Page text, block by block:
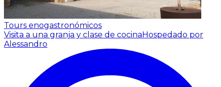
Tours enogastronómicos
Visita a una granja y clase de cocinaHospedado por
Alessandro